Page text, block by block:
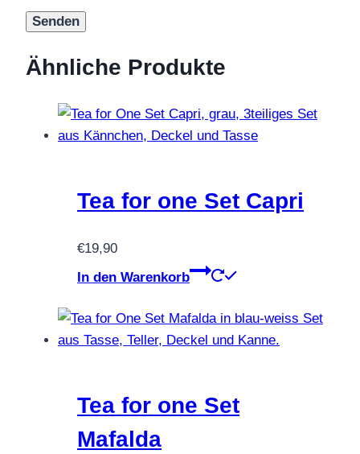
Ähnliche Produkte
Tea for one Set Capri
€19,90
In den Warenkorb
Tea for one Set
Mafalda